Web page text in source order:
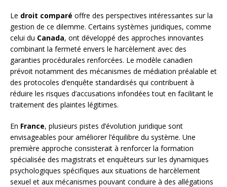
Le droit comparé offre des perspectives intéressantes sur la
gestion de ce dilemme. Certains systèmes juridiques, comme
celui du Canada, ont développé des approches innovantes
combinant la fermeté envers le harcèlement avec des
garanties procédurales renforcées. Le modèle canadien
prévoit notamment des mécanismes de médiation préalable et
des protocoles d’enquête standardisés qui contribuent à
réduire les risques d’accusations infondées tout en facilitant le
traitement des plaintes légitimes.
En France, plusieurs pistes d’évolution juridique sont
envisageables pour améliorer l’équilibre du système. Une
première approche consisterait à renforcer la formation
spécialisée des magistrats et enquêteurs sur les dynamiques
psychologiques spécifiques aux situations de harcèlement
sexuel et aux mécanismes pouvant conduire à des allégations